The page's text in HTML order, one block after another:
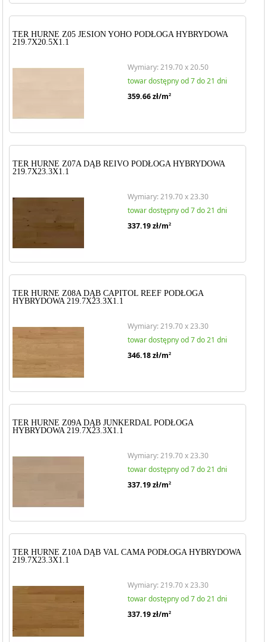
TER HURNE Z05 JESION YOHO PODŁOGA HYBRYDOWA
219.7X20.5X1.1
Wymiary: 219.70 x 20.50
towar dostępny od 7 do 21 dni
359.66zł/m2
TER HURNE Z07A DĄB REIVO PODŁOGA HYBRYDOWA
219.7X23.3X1.1
Wymiary: 219.70 x 23.30
towar dostępny od 7 do 21 dni
337.19zł/m2
TER HURNE Z08A DĄB CAPITOL REEF PODŁOGA
HYBRYDOWA 219.7X23.3X1.1
Wymiary: 219.70 x 23.30
towar dostępny od 7 do 21 dni
346.18zł/m2
TER HURNE Z09A DĄB JUNKERDAL PODŁOGA
HYBRYDOWA 219.7X23.3X1.1
Wymiary: 219.70 x 23.30
towar dostępny od 7 do 21 dni
337.19zł/m2
TER HURNE Z10A DĄB VAL CAMA PODŁOGA HYBRYDOWA
219.7X23.3X1.1
Wymiary: 219.70 x 23.30
towar dostępny od 7 do 21 dni
337.19zł/m2